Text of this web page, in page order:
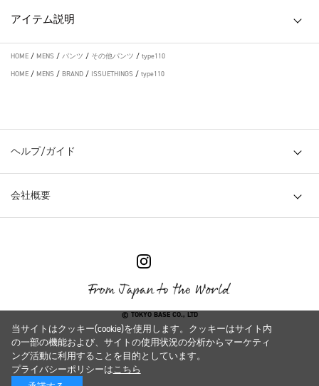
アイテム説明
HOME / MENS / パンツ / その他パンツ / type110
HOME / MENS / BRAND / ISSUETHINGS / type110
ヘルプ/ガイド
会社概要
© TOKYO BASE CO., LTD
当サイトはクッキー(cookie)を使用します。クッキーはサイト内
の一部の機能および、サイトの使用状況の分析からマーケティ
ング活動に利用することを目的としています。
プライバシーポリシーはこちら